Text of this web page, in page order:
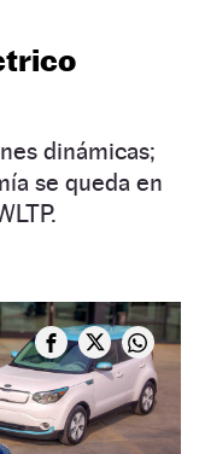
dinámicas;
se queda en